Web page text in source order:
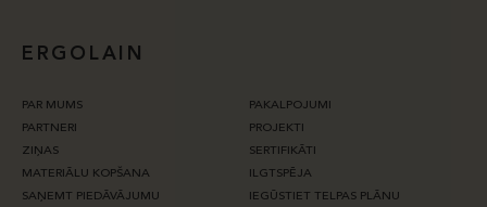
ERGOLAIN
PAR MUMS
PAKALPOJUMI
PARTNERI
PROJEKTI
ZIŅAS
SERTIFIKĀTI
MATERIĀLU KOPŠANA
ILGTSPĒJA
SAŅEMT PIEDĀVĀJUMU
IEGŪSTIET TELPAS PLĀNU